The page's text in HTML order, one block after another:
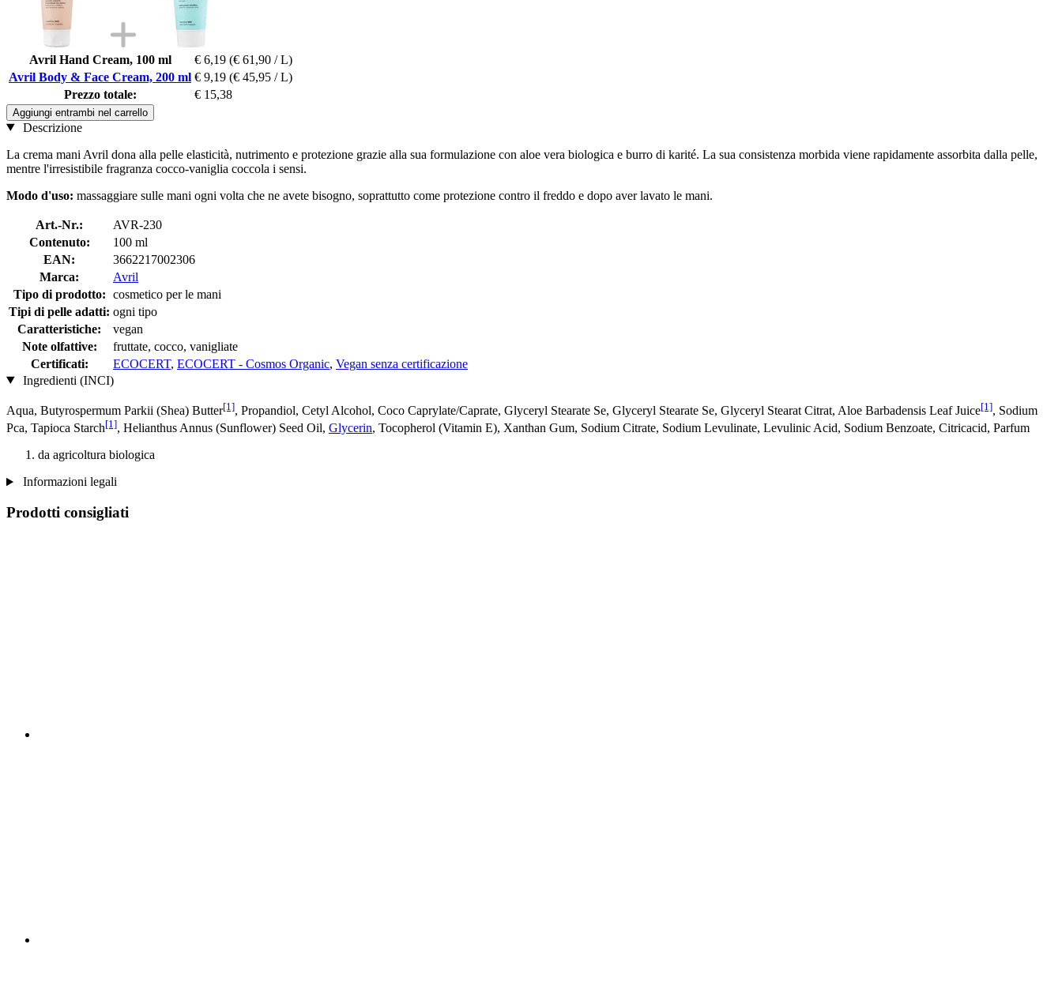
Avril Hand Cream, 100 ml € 6,19 (€ 61,90 / L)
Avril Body & Face Cream, 200 ml € 9,19 (€ 45,95 / L)
Prezzo totale:
€ 15,38
Aggiungi entrambi nel carrello
Descrizione
La crema mani Avril dona alla pelle elasticità, nutrimento e protezione grazie alla sua formulazione con aloe vera biologica e burro di karité. La sua consistenza morbida viene rapidamente assorbita dalla pelle,
mentre l'irresistibile fragranza cocco-vaniglia coccola i sensi.
Modo d'uso: massaggiare sulle mani ogni volta che ne avete bisogno, soprattutto come protezione contro il freddo e dopo aver lavato le mani.
Art.-Nr.:
AVR-230
Contenuto:
100 ml
EAN:
3662217002306
Marca:
Avril
Tipo di prodotto: cosmetico per le mani
Tipi di pelle adatti: ogni tipo
Caratteristiche:
vegan
Note olfattive:
fruttate, cocco, vanigliate
Certificati:
ECOCERT, ECOCERT - Cosmos Organic, Vegan senza certificazione
Ingredienti (INCI)
Aqua, Butyrospermum Parkii (Shea) Butter[1], Propandiol, Cetyl Alcohol, Coco Caprylate/Caprate, Glyceryl Stearate Se, Glyceryl Stearate Se, Glyceryl Stearat Citrat, Aloe Barbadensis Leaf Juice[1], Sodium
Pca, Tapioca Starch[1], Helianthus Annus (Sunflower) Seed Oil, Glycerin, Tocopherol (Vitamin E), Xanthan Gum, Sodium Citrate, Sodium Levulinate, Levulinic Acid, Sodium Benzoate, Citricacid, Parfum
da agricoltura biologica
Informazioni legali
Prodotti consigliati